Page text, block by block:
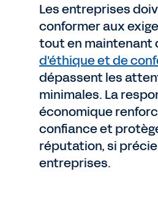
Les entreprises
conformer aux
tout en maintenant
d'éthique et de
dépassent les
minimales. La
économique
confiance et
réputation, si
entreprises.